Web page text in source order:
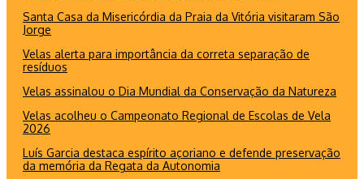
Santa Casa da Misericórdia da Praia da Vitória visitaram São
Jorge
Velas alerta para importância da correta separação de
resíduos
Velas assinalou o Dia Mundial da Conservação da Natureza
Velas acolheu o Campeonato Regional de Escolas de Vela
2026
Luís Garcia destaca espírito açoriano e defende preservação
da memória da Regata da Autonomia